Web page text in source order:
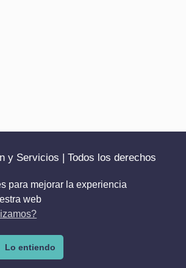
y Servicios | Todos los derechos
Condiciones generales
para mejorar la experiencia
web
Lo entiendo